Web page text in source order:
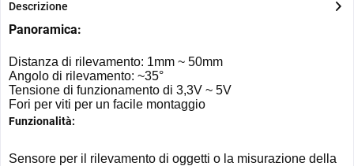
Descrizione
Panoramica:
Distanza di rilevamento: 1mm ~ 50mm
Angolo di rilevamento: ~35°
Tensione di funzionamento di 3,3V ~ 5V
Fori per viti per un facile montaggio
Funzionalità:
Sensore per il rilevamento di oggetti o la misurazione della